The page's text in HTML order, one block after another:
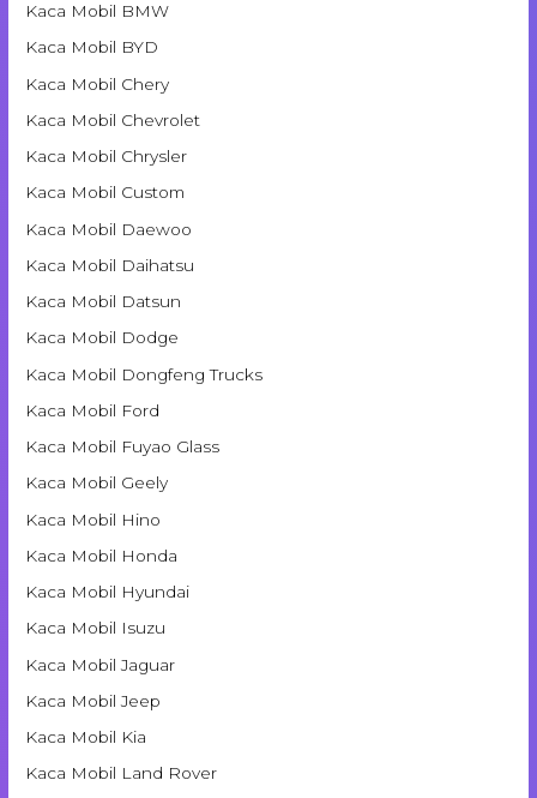
Kaca Mobil BMW
Kaca Mobil BYD
Kaca Mobil Chery
Kaca Mobil Chevrolet
Kaca Mobil Chrysler
Kaca Mobil Custom
Kaca Mobil Daewoo
Kaca Mobil Daihatsu
Kaca Mobil Datsun
Kaca Mobil Dodge
Kaca Mobil Dongfeng Trucks
Kaca Mobil Ford
Kaca Mobil Fuyao Glass
Kaca Mobil Geely
Kaca Mobil Hino
Kaca Mobil Honda
Kaca Mobil Hyundai
Kaca Mobil Isuzu
Kaca Mobil Jaguar
Kaca Mobil Jeep
Kaca Mobil Kia
Kaca Mobil Land Rover